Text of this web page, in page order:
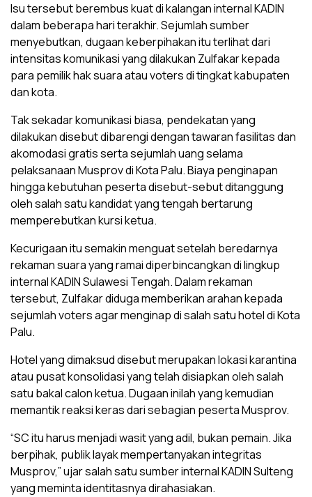
Isu tersebut berembus kuat di kalangan internal KADIN
dalam beberapa hari terakhir. Sejumlah sumber
menyebutkan, dugaan keberpihakan itu terlihat dari
intensitas komunikasi yang dilakukan Zulfakar kepada
para pemilik hak suara atau voters di tingkat kabupaten
dan kota.
Tak sekadar komunikasi biasa, pendekatan yang
dilakukan disebut dibarengi dengan tawaran fasilitas dan
akomodasi gratis serta sejumlah uang selama
pelaksanaan Musprov di Kota Palu. Biaya penginapan
hingga kebutuhan peserta disebut-sebut ditanggung
oleh salah satu kandidat yang tengah bertarung
memperebutkan kursi ketua.
Kecurigaan itu semakin menguat setelah beredarnya
rekaman suara yang ramai diperbincangkan di lingkup
internal KADIN Sulawesi Tengah. Dalam rekaman
tersebut, Zulfakar diduga memberikan arahan kepada
sejumlah voters agar menginap di salah satu hotel di Kota
Palu.
Hotel yang dimaksud disebut merupakan lokasi karantina
atau pusat konsolidasi yang telah disiapkan oleh salah
satu bakal calon ketua. Dugaan inilah yang kemudian
memantik reaksi keras dari sebagian peserta Musprov.
“SC itu harus menjadi wasit yang adil, bukan pemain. Jika
berpihak, publik layak mempertanyakan integritas
Musprov,” ujar salah satu sumber internal KADIN Sulteng
yang meminta identitasnya dirahasiakan.